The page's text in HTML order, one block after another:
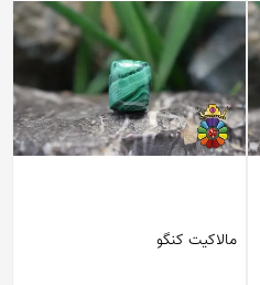
مالاکیت کنگو